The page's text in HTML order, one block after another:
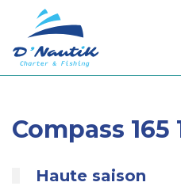
Compass 165
Haute saison